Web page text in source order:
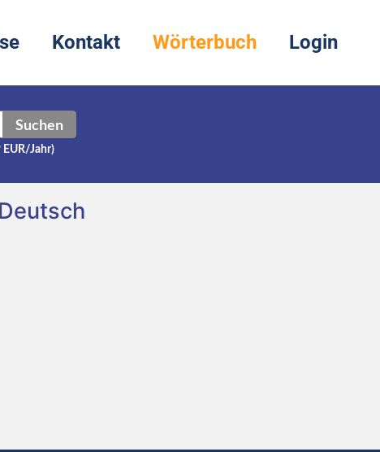
Kontakt Wörterbuch Login
Suchen
Jahr)